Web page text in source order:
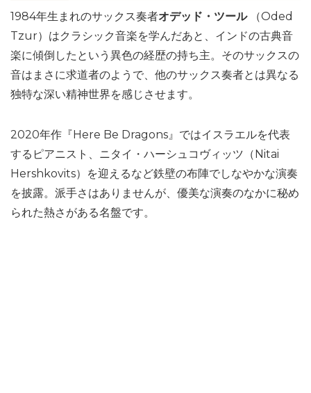
1984年生まれのサックス奏者オデッド・ツール（Oded
Tzur）はクラシック音楽を学んだあと、インドの古典音
楽に傾倒したという異色の経歴の持ち主。そのサックスの
音はまさに求道者のようで、他のサックス奏者とは異なる
独特な深い精神世界を感じさせます。
2020年作『Here Be Dragons』ではイスラエルを代表
するピアニスト、ニタイ・ハーシュコヴィッツ（Nitai
Hershkovits）を迎えるなど鉄壁の布陣でしなやかな演奏
を披露。派手さはありませんが、優美な演奏のなかに秘め
られた熱さがある名盤です。